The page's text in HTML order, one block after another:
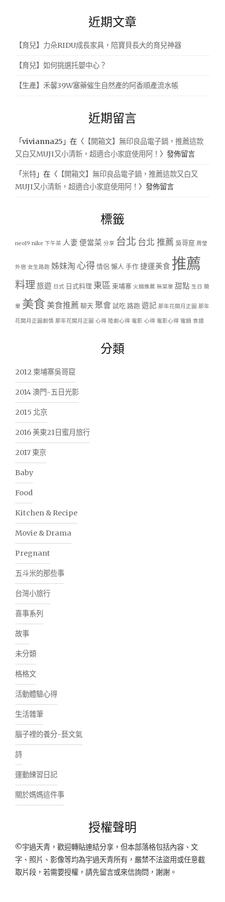
近期文章
【育兒】力朵RIDU成長家具，陪寶貝長大的育兒神器
【育兒】如何挑選托嬰中心？
【生產】禾馨39W塞藥催生自然產的阿香順產流水帳
近期留言
「vivianna25 」在〈 【開箱文】無印良品電子鍋，推薦這款
又白又MUJI又小清新，超適合小家庭使用阿！ 〉發佈留言
「米特 」在〈 【開箱文】無印良品電子鍋，推薦這款又白又
MUJI又小清新，超適合小家庭使用阿！ 〉發佈留言
標籤
neo19 nike 下午茶 人妻 便當菜 分享 台北 台北 推薦 吳哥窟 周瑩
外宿 女生路跑 姊妹淘 心得情侶 懶人 手作捷運美食 推薦
料理旅遊 日式 日式料理 東區 柬埔寨 火鍋推薦 無菜單 甜點 生日 簡
單 美食 美食推薦 聊天 聚會試吃 路跑遊記 那年花開月正圓 那年
花開月正圓劇情 那年花開月正圓 心得 陸劇心得 電影 心得 電影心得 電鍋 食譜
分類
2012 柬埔寨吳哥窟
2014 澳門-五日光影
2015 北京
2016 美東21日蜜月旅行
2017 東京
Baby
Food
Kitchen & Recipe
Movie & Drama
Pregnant
五斗米的那些事
台灣小旅行
喜事系列
故事
未分類
格格文
活動體驗心得
生活雜筆
腦子裡的養分-藝文氣
詩
運動練習日記
關於媽媽這件事
授權聲明
©宇過天青，歡迎轉貼連結分享，但本部落格包括內容、文
字、照片、影像等均為宇過天青所有，嚴禁不法盜用或任意截
取片段，若需要授權，請先留言或來信詢問，謝謝。